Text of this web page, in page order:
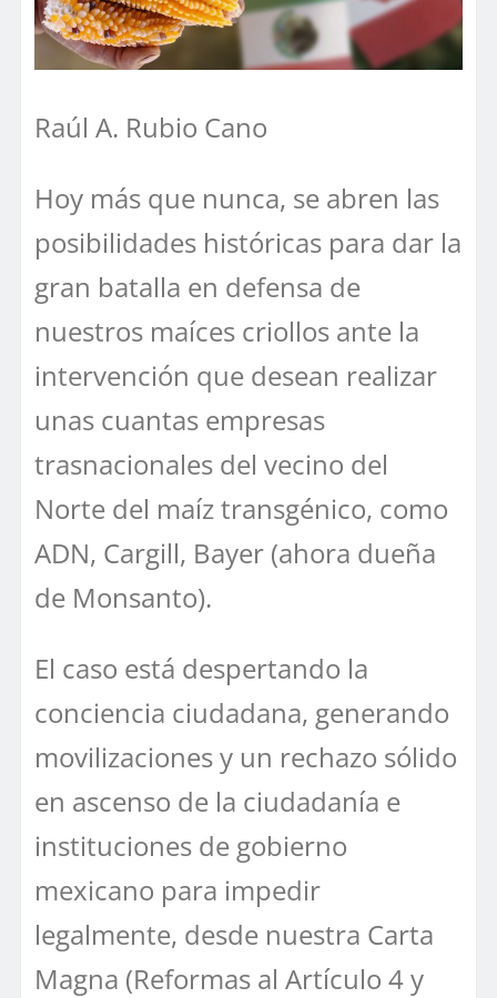
Raúl A. Rubio Cano
Hoy más que nunca, se abren las
posibilidades históricas para dar la
gran batalla en defensa de
nuestros maíces criollos ante la
intervención que desean realizar
unas cuantas empresas
trasnacionales del vecino del
Norte del maíz transgénico, como
ADN, Cargill, Bayer (ahora dueña
de Monsanto).
El caso está despertando la
conciencia ciudadana, generando
movilizaciones y un rechazo sólido
en ascenso de la ciudadanía e
instituciones de gobierno
mexicano para impedir
legalmente, desde nuestra Carta
Magna (Reformas al Artículo 4 y